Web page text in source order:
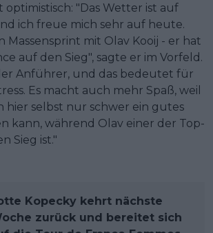
optimistisch: "Das Wetter ist auf
ich freue mich sehr auf heute.
Massensprint mit Olav Kooij - er hat
auf den Sieg", sagte er im Vorfeld.
Anführer, und das bedeutet für
Es macht auch mehr Spaß, weil
hier selbst nur schwer ein gutes
kann, während Olav einer der Top-
Sieg ist."
Kopecky kehrt nächste
zurück und bereitet sich